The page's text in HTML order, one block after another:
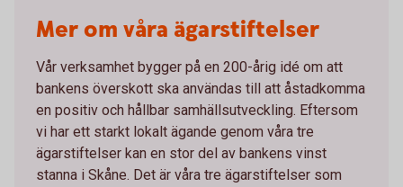
Mer om våra ägarstiftelser
Vår verksamhet bygger på en 200-årig idé om att
bankens överskott ska användas till att åstadkomma
en positiv och hållbar samhällsutveckling. Eftersom
vi har ett starkt lokalt ägande genom våra tre
ägarstiftelser kan en stor del av bankens vinst
stanna i Skåne. Det är våra tre ägarstiftelser som